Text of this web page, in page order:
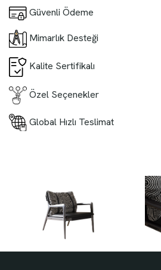
Güvenli Ödeme
Mimarlık Desteği
Kalite Sertifikalı
Özel Seçenekler
Global Hızlı Teslimat